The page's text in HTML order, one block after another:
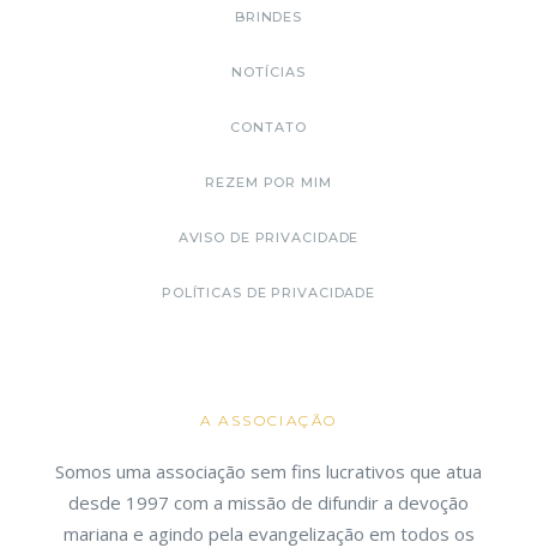
BRINDES
NOTÍCIAS
CONTATO
REZEM POR MIM
AVISO DE PRIVACIDADE
POLÍTICAS DE PRIVACIDADE
A ASSOCIAÇÃO
Somos uma associação sem fins lucrativos que atua
desde 1997 com a missão de difundir a devoção
mariana e agindo pela evangelização em todos os